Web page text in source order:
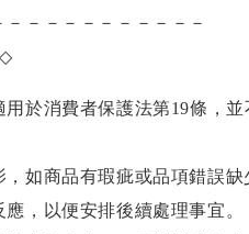
－－－－－－－－－－－
用於消費者保護法第19條，
，如商品有瑕疵或品項錯誤
，以便安排後續處理事宜。